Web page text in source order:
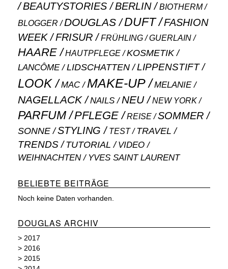
BEAUTYSTORIES BERLIN
BIOTHERM
BLOGGER
DOUGLAS DUFT
FASHION
WEEK
FRISUR FRÜHLING GUERLAIN
HAARE HAUTPFLEGE
KOSMETIK
LANCÔME
LIDSCHATTEN LIPPENSTIFT
LOOK MAC MAKE-UP MELANIE
NAGELLACK NAILS NEU NEW YORK
PARFUM PFLEGE REISE SOMMER
SONNE STYLING TEST TRAVEL
TRENDS TUTORIAL VIDEO
WEIHNACHTEN YVES SAINT LAURENT
BELIEBTE BEITRÄGE
Noch keine Daten vorhanden.
DOUGLAS ARCHIV
> 2017
> 2016
> 2015